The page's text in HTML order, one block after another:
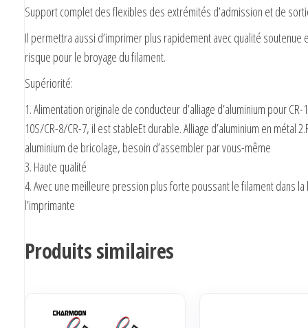
Support complet des flexibles des extrémités d’admission et de
Il permettra aussi d’imprimer plus rapidement avec qualité soutenue
risque pour le broyage du filament.
Supériorité:
1. Alimentation originale de conducteur d’alliage d’aluminium pour CR-
10S/CR-8/CR-7, il est stableEt durable. Alliage d’aluminium en métal
aluminium de bricolage, besoin d’assembler par vous-même
3. Haute qualité
4. Avec une meilleure pression plus forte poussant le filament dans
l’imprimante
Produits similaires